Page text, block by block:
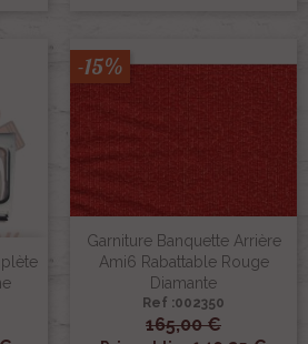
Garniture Banquette Arrière
Ami6 Rabattable Rouge
Diamante
Ref :002350
165,00 €
-15%